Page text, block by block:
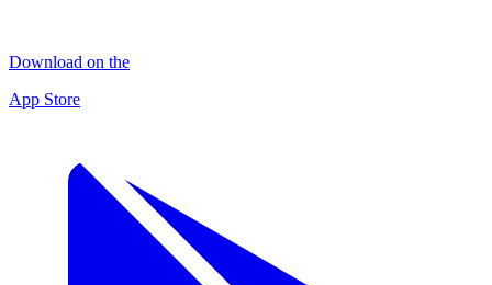
Download on the
App Store